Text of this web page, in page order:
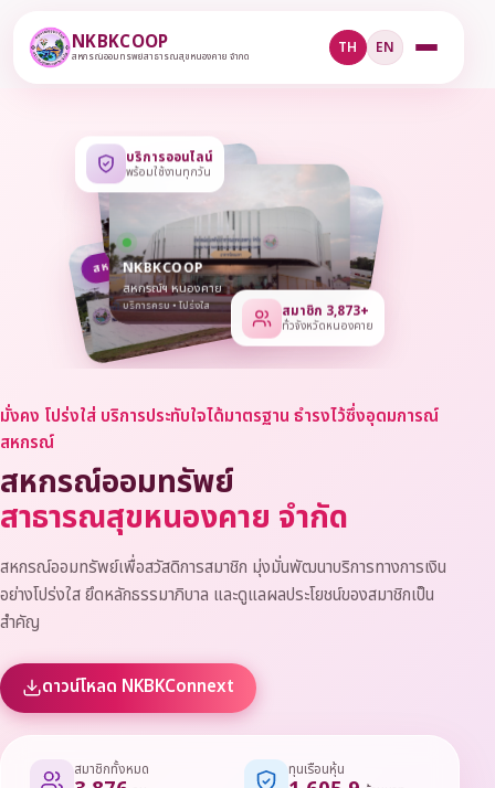
NKBKCOOP
สหกรณ์ออมทรัพย์สาธารณสุขหนองคาย จำกัด TH EN
มั่งคง โปร่งใส่ บริการประทับใจได้มาตรฐาน ธำรงไว้ซึ่งอุดมการณ์
สหกรณ์
สหกรณ์ออมทรัพย์
สาธารณสุขหนองคาย จำกัด
สหกรณ์ออมทรัพย์เพื่อสวัสดิการสมาชิก มุ่งมั่นพัฒนาบริการทางการเงิน
อย่างโปร่งใส ยึดหลักธรรมาภิบาล และดูแลผลประโยชน์ของสมาชิกเป็น
สำคัญ
ดาวน์โหลด NKBKConnext
สหกรณ์ • เปิดบริการ
NKBKCOOP
สหกรณ์ฯ หนองคาย
บริการครบ • โปร่งใส
บริการออนไลน์
พร้อมใช้งานทุกวัน
สมาชิก 3,873+
ทั่วจังหวัดหนองคาย
สมาชิกทั้งหมด ทุนเรือนหุ้น